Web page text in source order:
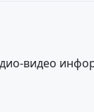
видео